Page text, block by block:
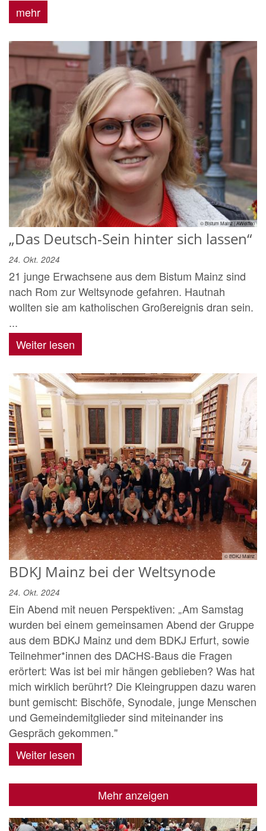
mehr
© Bistum Mainz | AWeiffen
„Das Deutsch-Sein hinter sich lassen“
24. Okt. 2024
21 junge Erwachsene aus dem Bistum Mainz sind
nach Rom zur Weltsynode gefahren. Hautnah
wollten sie am katholischen Großereignis dran sein.
...
Weiter lesen
© BDKJ Mainz
BDKJ Mainz bei der Weltsynode
24. Okt. 2024
Ein Abend mit neuen Perspektiven: „Am Samstag
wurden bei einem gemeinsamen Abend der Gruppe
aus dem BDKJ Mainz und dem BDKJ Erfurt, sowie
Teilnehmer*innen des DACHS-Baus die Fragen
erörtert: Was ist bei mir hängen geblieben? Was hat
mich wirklich berührt? Die Kleingruppen dazu waren
bunt gemischt: Bischöfe, Synodale, junge Menschen
und Gemeindemitglieder sind miteinander ins
Gespräch gekommen."
Weiter lesen
Mehr anzeigen